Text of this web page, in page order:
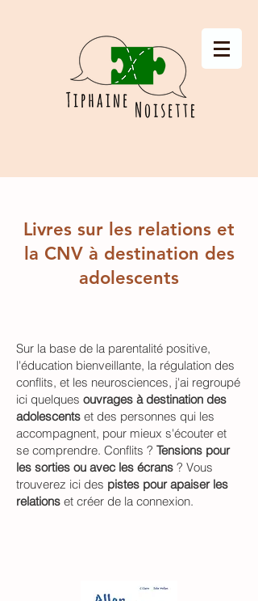
Livres sur les relations et
la CNV à destination des
adolescents
Sur la base de la parentalité positive,
l'éducation bienveillante, la régulation des
conflits, et les neurosciences, j'ai regroupé
ici quelques ouvrages à destination des
adolescents et des personnes qui les
accompagnent, pour mieux s'écouter et
se comprendre. Conflits ? Tensions pour
les sorties ou avec les écrans ? Vous
trouverez ici des pistes pour apaiser les
relations et créer de la connexion.